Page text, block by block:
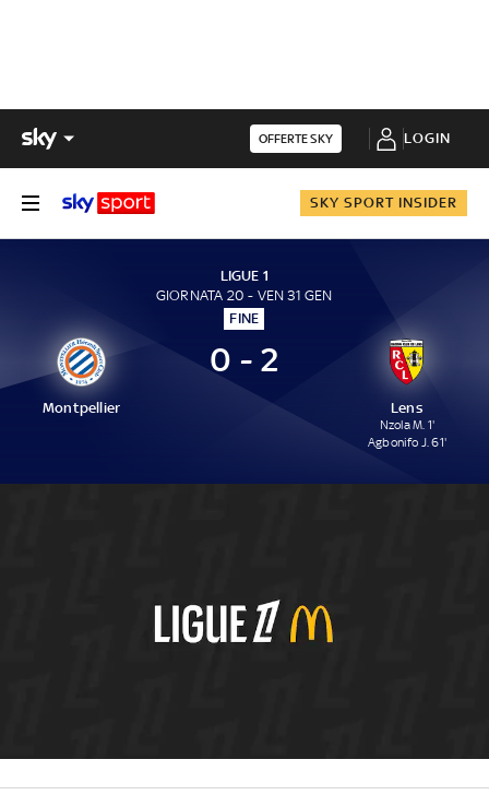
OFFERTE SKY LOGIN
SKY SPORT INSIDER
LIGUE 1
GIORNATA 20 - VEN 31 GEN
FINE
Montpellier
0 - 2
Lens
Nzola M. 1'
Agbonifo J. 61'
0 - 2